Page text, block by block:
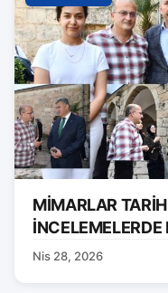
MİMARLAR
Nis 28, 2026